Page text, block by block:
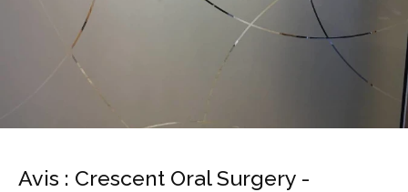
Avis : Crescent Oral Surgery -